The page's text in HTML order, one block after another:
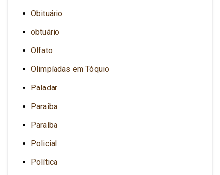
Obituário
obtuário
Olfato
Olimpíadas em Tóquio
Paladar
Paraiba
Paraíba
Policial
Política